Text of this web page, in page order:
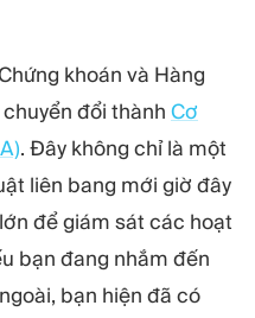
khoán và Hàng
đổi thành Cơ
. Đây không chỉ là một
liên bang mới giờ đây
để giám sát các hoạt
bạn đang nhắm đến
bạn hiện đã có